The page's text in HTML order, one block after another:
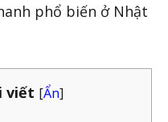
phổ biến ở Nhật
viết [Ẩn]